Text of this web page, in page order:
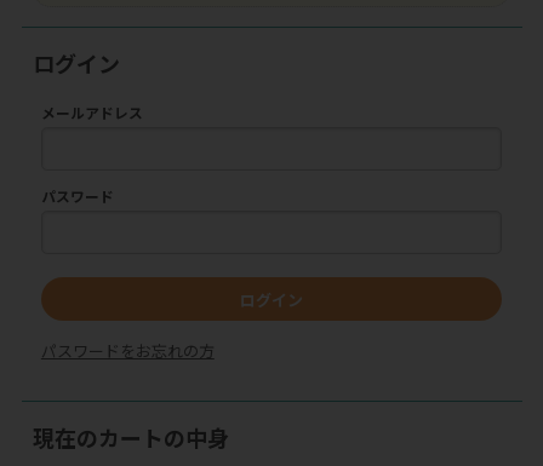
ログイン
メールアドレス
パスワード
ログイン
パスワードをお忘れの方
現在のカートの中身